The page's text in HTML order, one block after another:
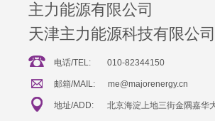
主力能源有限公司
天津主力能源科技有限公司
电话/TEL: 010-82344150
邮箱/MAIL: me@majorenergy.cn
地址/ADD: 北京海淀上地三街金隅嘉华